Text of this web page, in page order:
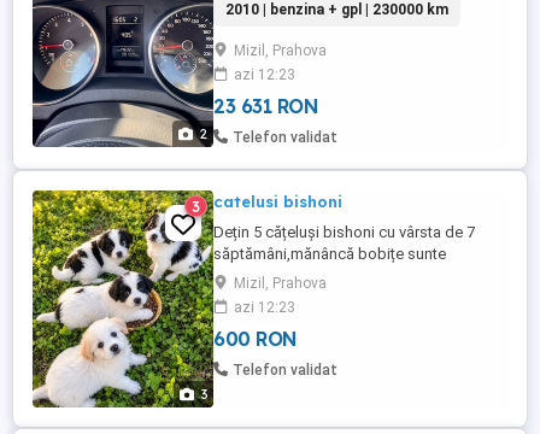
2
2010 | benzina + gpl | 230000 km
Mizil, Prahova
azi 12:23
23 631 RON
Telefon validat
3
3 catelusi bishoni
Dețin 5 cățeluși bishoni cu vârsta de 7
săptămâni,mănâncă bobițe sunte
vaccinați și deparazitați conform vârstei.
preț ptr băieți este de 600 Și preț fetița
500. Părinți se pot vedea acasă pe ambii
Mizil, Prahova
azi 12:23
600 RON
Telefon validat